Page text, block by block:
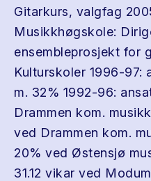
Gitarkurs, valgfag
Musikkhøgskole:
ensembleprosjekt for
Kulturskoler 1996-97:
m. 32% 1992-96:
Drammen kom.
ved Drammen kom.
20% ved Østensjø
31.12 vikar ved